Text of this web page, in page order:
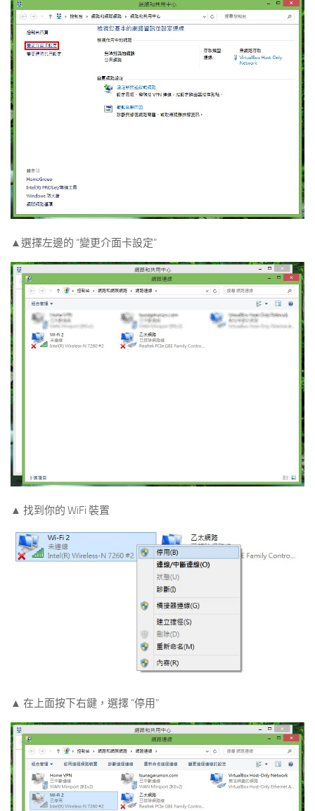
▲選擇左邊的 “變更介面卡設定”
▲ 找到你的 WiFi 裝置
▲ 在上面按下右鍵，選擇 “停用”